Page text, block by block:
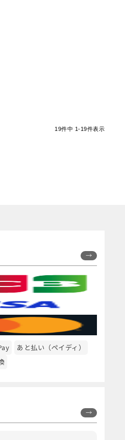
19件中 1-19件表示
あと払い（ペイディ）